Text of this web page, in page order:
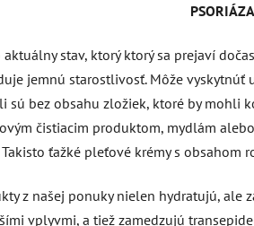
PSORIÁZA
stav, ktorý ktorý sa prejaví
jemnú starostlivosť. Môže vyskytnúť
sú bez obsahu zložiek, ktoré by mohli
čistiacim produktom, mydlám
Takisto ťažké pleťové krémy s
z našej ponuky nielen hydratujú, ale
vplyvmi, a tiež zamedzujú